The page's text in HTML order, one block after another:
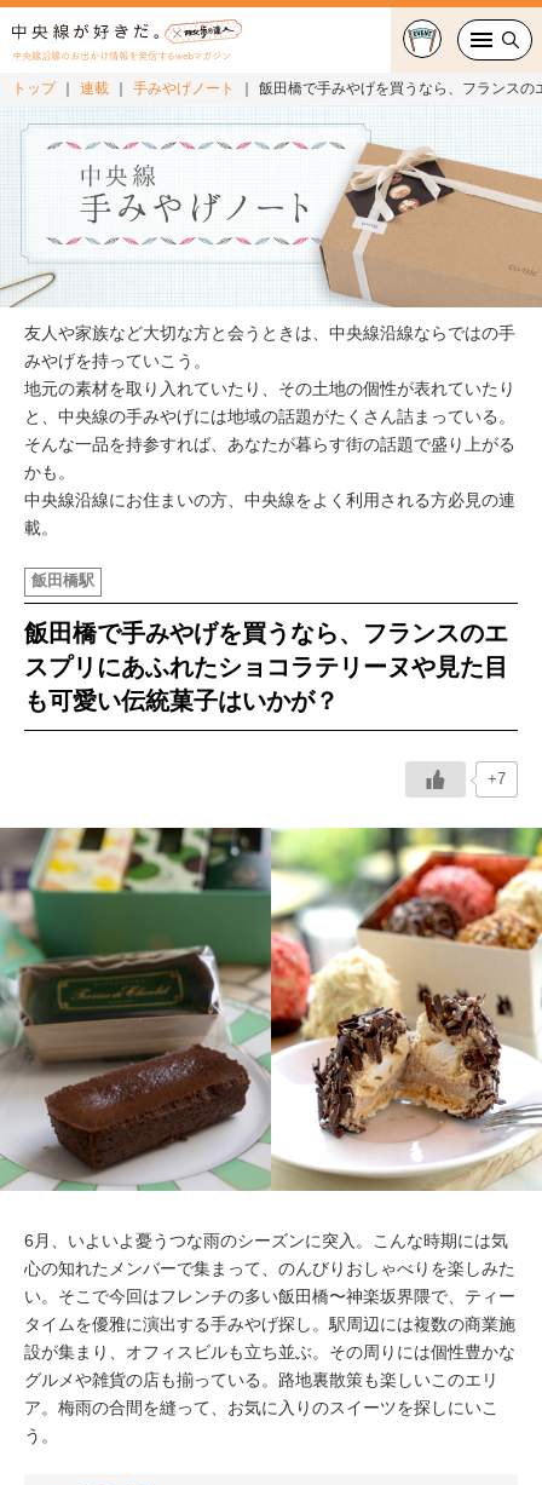
中央線沿線のお出かけ情報を発信するwebマガジン
グルメ・カフェ
スイーツ・テイクアウト
おでかけ
ショッピング
中央線カルチャー
特集
連載
中央線フェス
イベント情報
おしらせ
駅から探す
トップ 連載 手みやげノート 飯田橋で手みやげを買うなら、フランス
友人や家族など大切な方と会うときは、中央線沿線ならではの手
みやげを持っていこう。
地元の素材を取り入れていたり、その土地の個性が表れていたり
と、中央線の手みやげには地域の話題がたくさん詰まっている。
そんな一品を持参すれば、あなたが暮らす街の話題で盛り上がる
かも。
中央線沿線にお住まいの方、中央線をよく利用される方必見の連
載。
飯田橋駅
飯田橋で手みやげを買うなら、フランスのエ
スプリにあふれたショコラテリーヌや見た目
も可愛い伝統菓子はいかが？
+7
6月、いよいよ憂うつな雨のシーズンに突入。こんな時期には気
心の知れたメンバーで集まって、のんびりおしゃべりを楽しみた
い。そこで今回はフレンチの多い飯田橋〜神楽坂界隈で、ティー
タイムを優雅に演出する手みやげ探し。駅周辺には複数の商業施
設が集まり、オフィスビルも立ち並ぶ。その周りには個性豊かな
グルメや雑貨の店も揃っている。路地裏散策も楽しいこのエリ
ア。梅雨の合間を縫って、お気に入りのスイーツを探しにいこ
う。